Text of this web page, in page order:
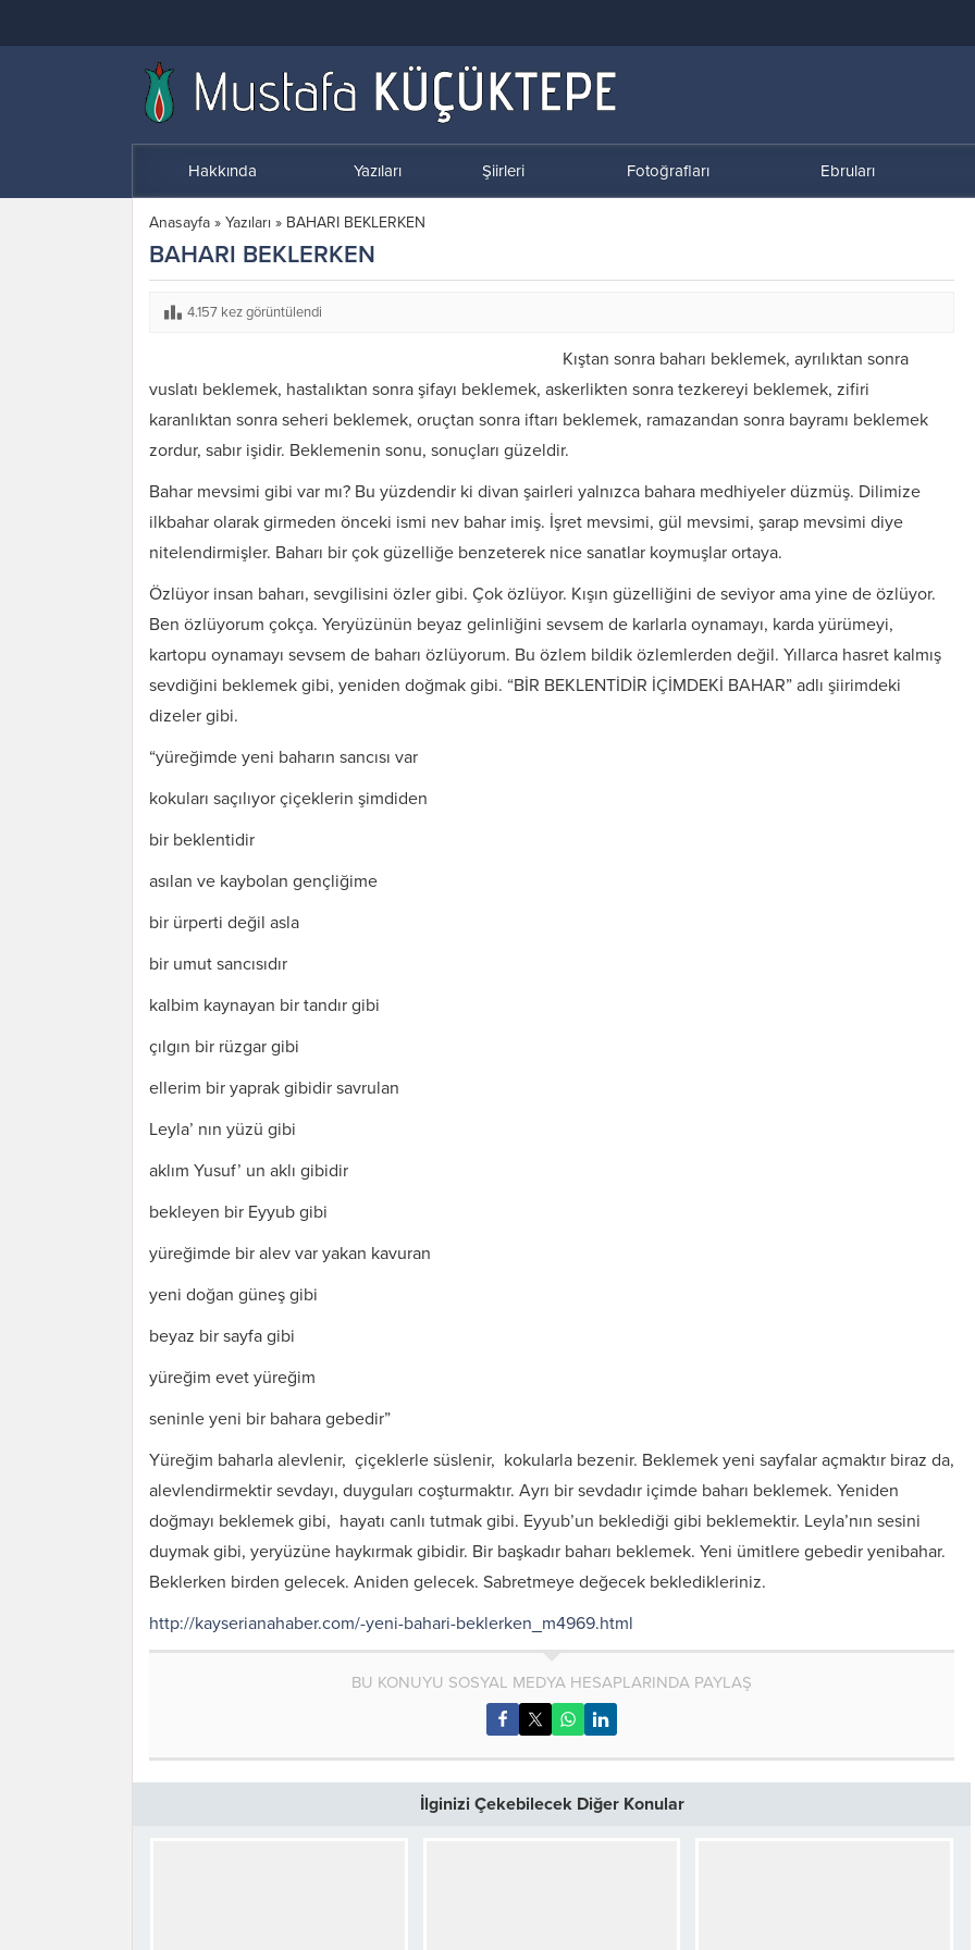
Hakkında Yazıları Şiirleri Fotoğrafları Ebruları
Anasayfa » Yazıları » BAHARI BEKLERKEN
BAHARI BEKLERKEN
4.157 kez görüntülendi
Kıştan sonra baharı beklemek, ayrılıktan sonra
vuslatı beklemek, hastalıktan sonra şifayı beklemek, askerlikten sonra tezkereyi beklemek, zifiri
karanlıktan sonra seheri beklemek, oruçtan sonra iftarı beklemek, ramazandan sonra bayramı beklemek
zordur, sabır işidir. Beklemenin sonu, sonuçları güzeldir.
Bahar mevsimi gibi var mı? Bu yüzdendir ki divan şairleri yalnızca bahara medhiyeler düzmüş. Dilimize
ilkbahar olarak girmeden önceki ismi nev bahar imiş. İşret mevsimi, gül mevsimi, şarap mevsimi diye
nitelendirmişler. Baharı bir çok güzelliğe benzeterek nice sanatlar koymuşlar ortaya.
Özlüyor insan baharı, sevgilisini özler gibi. Çok özlüyor. Kışın güzelliğini de seviyor ama yine de özlüyor.
Ben özlüyorum çokça. Yeryüzünün beyaz gelinliğini sevsem de karlarla oynamayı, karda yürümeyi,
kartopu oynamayı sevsem de baharı özlüyorum. Bu özlem bildik özlemlerden değil. Yıllarca hasret kalmış
sevdiğini beklemek gibi, yeniden doğmak gibi. “BİR BEKLENTİDİR İÇİMDEKİ BAHAR” adlı şiirimdeki
dizeler gibi.
“yüreğimde yeni baharın sancısı var
kokuları saçılıyor çiçeklerin şimdiden
bir beklentidir
asılan ve kaybolan gençliğime
bir ürperti değil asla
bir umut sancısıdır
kalbim kaynayan bir tandır gibi
çılgın bir rüzgar gibi
ellerim bir yaprak gibidir savrulan
Leyla’ nın yüzü gibi
aklım Yusuf’ un aklı gibidir
bekleyen bir Eyyub gibi
yüreğimde bir alev var yakan kavuran
yeni doğan güneş gibi
beyaz bir sayfa gibi
yüreğim evet yüreğim
seninle yeni bir bahara gebedir”
Yüreğim baharla alevlenir, çiçeklerle süslenir, kokularla bezenir. Beklemek yeni sayfalar açmaktır biraz da,
alevlendirmektir sevdayı, duyguları coşturmaktır. Ayrı bir sevdadır içimde baharı beklemek. Yeniden
doğmayı beklemek gibi, hayatı canlı tutmak gibi. Eyyub’un beklediği gibi beklemektir. Leyla’nın sesini
duymak gibi, yeryüzüne haykırmak gibidir. Bir başkadır baharı beklemek. Yeni ümitlere gebedir yenibahar.
Beklerken birden gelecek. Aniden gelecek. Sabretmeye değecek bekledikleriniz.
http://kayserianahaber.com/-yeni-bahari-beklerken_m4969.html
BU KONUYU SOSYAL MEDYA HESAPLARINDA PAYLAŞ
İlginizi Çekebilecek Diğer Konular